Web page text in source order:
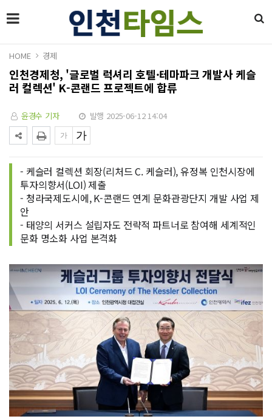
HOME 경제
인천경제청, '글로벌 럭셔리 호텔·테마파크 개발사 케슬
러 컬렉션' K-콘랜드 프로젝트에 합류
윤경수 기자 발행 2025-06-12 14:04
- 케슬러 컬렉션 회장(리처드 C. 케슬러), 유정복 인천시장에
투자의향서(LOI) 제출
- 청라국제도시에, K-콘랜드 연계 문화관광단지 개발 사업 제
안
- 태양의 서커스 설립자도 전략적 파트너로 참여해 세계적인
문화 명소화 사업 본격화